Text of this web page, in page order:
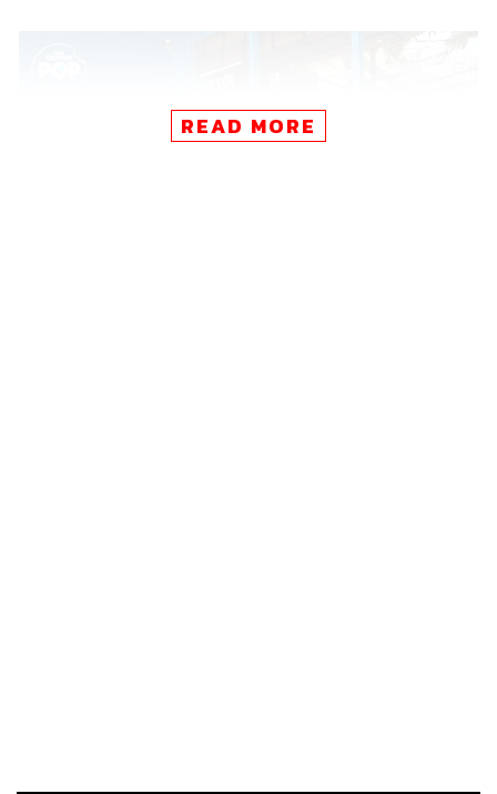
เริ่มด้วยจานแรกPici Wild Boar (390 บาท)พาสต้าสดไร้ไข่
READ MORE